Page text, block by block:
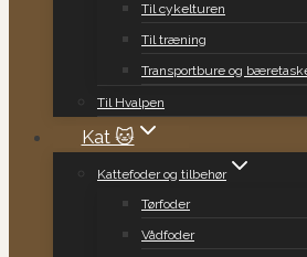
Til cykelturen
Til træning
Transportbure og
Til Hvalpen
Kat 🐱
Kattefoder og tilbehør
Tørfoder
Vådfoder